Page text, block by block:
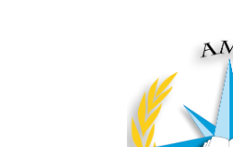
navigation
contenu